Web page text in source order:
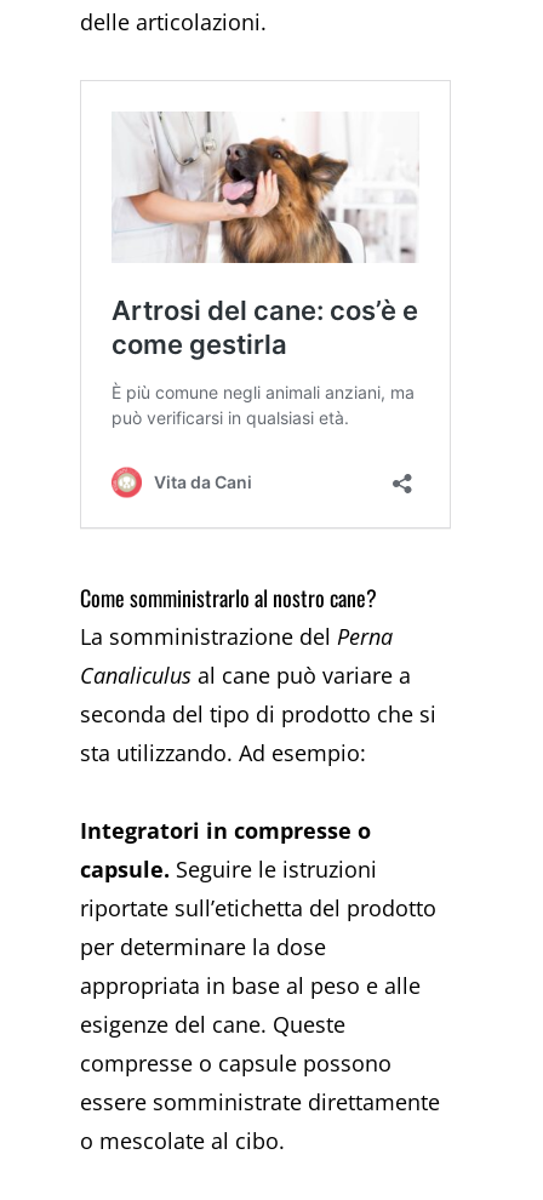
delle articolazioni.
Come somministrarlo al nostro cane?
La somministrazione delPerna
Canaliculus al cane può variare a
seconda del tipo di prodotto che si
sta utilizzando. Ad esempio:
Integratori in compresse o
capsule. Seguire le istruzioni
riportate sull’etichetta del prodotto
per determinare la dose
appropriata in base al peso e alle
esigenze del cane. Queste
compresse o capsule possono
essere somministrate direttamente
o mescolate al cibo.